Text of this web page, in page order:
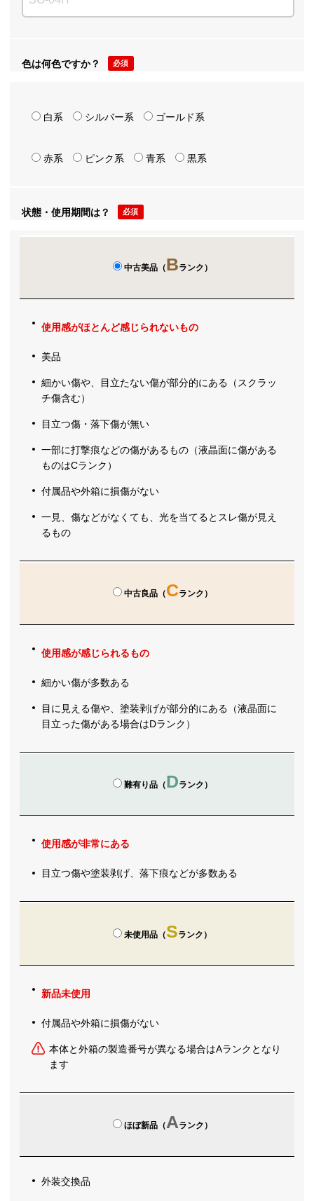
色は何色ですか？ 必須
白系 シルバー系 ゴールド系
赤系 ピンク系 青系 黒系
状態・使用期間は？ 必須
中古美品（Bランク）
使用感がほとんど感じられないもの
美品
細かい傷や、目立たない傷が部分的にある（スクラッ
チ傷含む）
目立つ傷・落下傷が無い
一部に打撃痕などの傷があるもの（液晶面に傷がある
ものはCランク）
付属品や外箱に損傷がない
一見、傷などがなくても、光を当てるとスレ傷が見え
るもの
中古良品（Cランク）
使用感が感じられるもの
細かい傷が多数ある
目に見える傷や、塗装剥げが部分的にある（液晶面に
目立った傷がある場合はDランク）
難有り品（Dランク）
使用感が非常にある
目立つ傷や塗装剥げ、落下痕などが多数ある
未使用品（Sランク）
新品未使用
付属品や外箱に損傷がない
本体と外箱の製造番号が異なる場合はAランクとなり
ます
ほぼ新品（Aランク）
外装交換品